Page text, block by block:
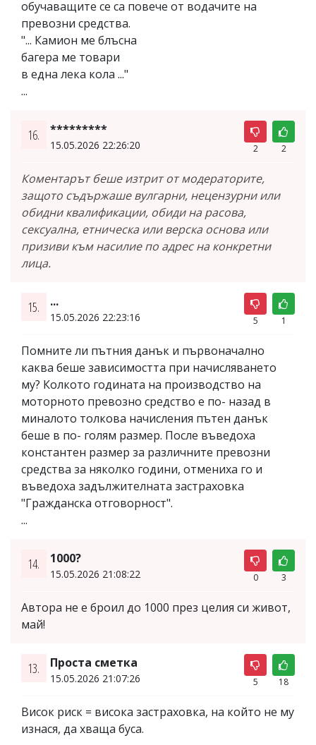
обучаващите се са повече от водачите на
превозни средства.
"... Камион ме блъсна
багера ме товари
в една лека кола ..."
...
16. *********
15.05.2026 22:26:20 2 2
Коментарът беше изтрит от модераторите,
защото съдържаше вулгарни, нецензурни или
обидни квалификации, обиди на расова,
сексуална, етническа или верска основа или
призиви към насилие по адрес на конкретни
лица.
15. ...
15.05.2026 22:23:16 5 1
Помните ли пътния данък и първоначално
каква беше зависимостта при начисляването
му? Колкото годината на производство на
моторното превозно средство е по- назад в
миналото толкова начисления пътен данък
беше в по- голям размер. После въведоха
константен размер за различните превозни
средства за няколко години, отмениха го и
въведоха задължителната застраховка
"Гражданска отговорност".
...
14. 1000?
15.05.2026 21:08:22 0 3
Автора не е броил до 1000 през целия си живот,
май!
13. Проста сметка
15.05.2026 21:07:26 5 18
Висок риск = висока застраховка, на който не му
изнася, да хваща буса.